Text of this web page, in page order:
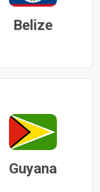
Belize
Guyana